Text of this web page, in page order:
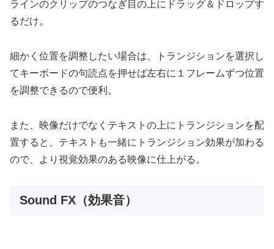
ラインのクリップのつなぎ目の上にドラッグ＆ドロップす
るだけ。
細かく位置を調整したい場合は、トランジションを選択し
てキーボードの句読点を押せば左右に１フレームずつ位置
を調整できるので便利。
また、映像だけでなくテキストの上にトランジションを配
置すると、テキストも一緒にトランジション効果が加わる
ので、より視覚効果のある映像に仕上がる。
Sound FX（効果音）